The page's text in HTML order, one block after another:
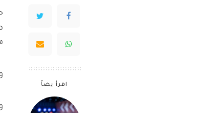
اقرأ يضاً